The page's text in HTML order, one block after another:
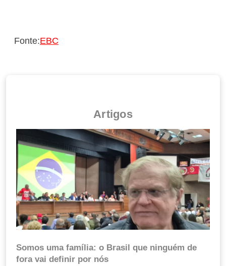
Fonte:EBC
Artigos
Somos uma família: o Brasil que ninguém de
fora vai definir por nós